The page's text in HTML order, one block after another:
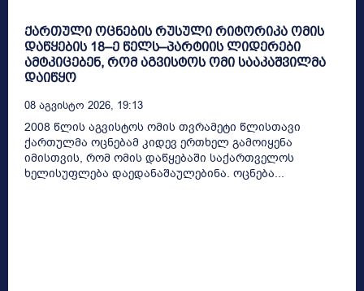
ქართული ოცნების რუსული რიტორიკა ომის
დაწყების 18–ე წელს–პარტიის ლიდერები
ამტკიცებენ, რომ აგვისტოს ომი სააკაშვილმა
დაიწყო
08 Აგვისტო 2026, 19:13
2008 წლის აგვისტოს ომის თვრამეტი წლისთავი
ქართულმა ოცნებამ კიდევ ერთხელ გამოიყენა
იმისთვის, რომ ომის დაწყებაში საქართველოს
ხელისუფლება დაედანაშაულებინა. ოცნება...